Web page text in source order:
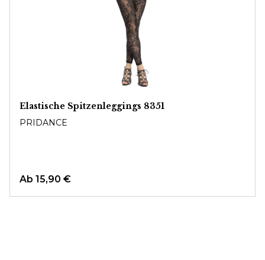
Elastische Spitzenleggings 8351
PRIDANCE
Ab 15,90 €